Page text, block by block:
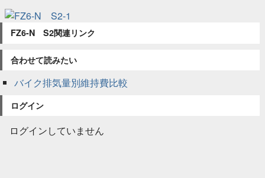
FZ6-N S2関連リンク
合わせて読みたい
バイク排気量別維持費比較
ログイン
ログインしていません